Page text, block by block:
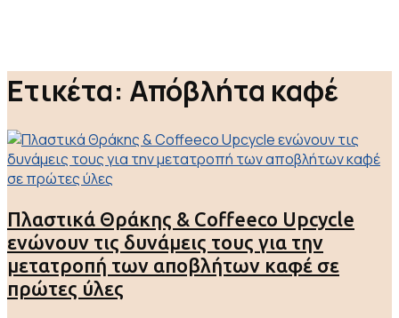
Ετικέτα: Απόβλήτα καφέ
Πλαστικά Θράκης & Coffeeco Upcycle
ενώνουν τις δυνάμεις τους για την
μετατροπή των αποβλήτων καφέ σε
πρώτες ύλες